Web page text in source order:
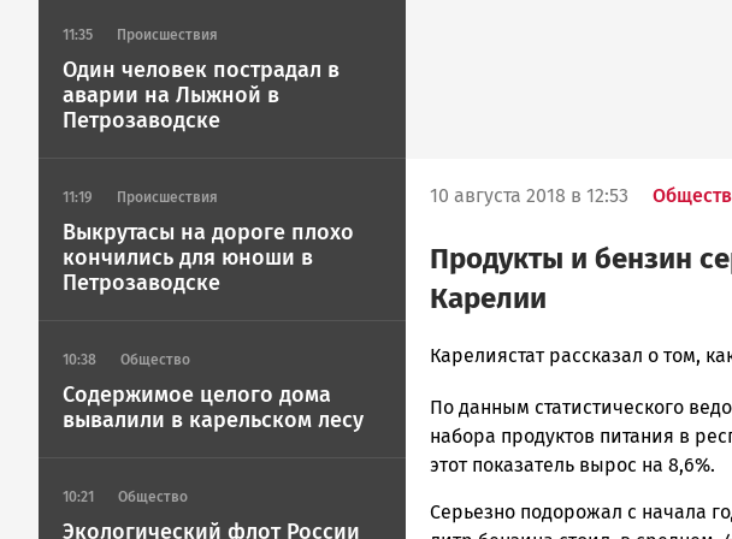
11:35 Происшествия
Один человек пострадал в
аварии на Лыжной в
Петрозаводске
11:19 Происшествия
Выкрутасы на дороге плохо
кончились для юноши в
Петрозаводске
10:38 Общество
Содержимое целого дома
вывалили в карельском лесу
10:21 Общество
Экологический флот России
10 августа 2018 в 12:53
Продукты и бензин
Карелии
Юрий
Новости
Петрозаводска
и
|
Карелиястат рассказал о том,
По данным статистического
набора продуктов питания в
этот показатель вырос на 8,6%.
Серьезно подорожал с начала